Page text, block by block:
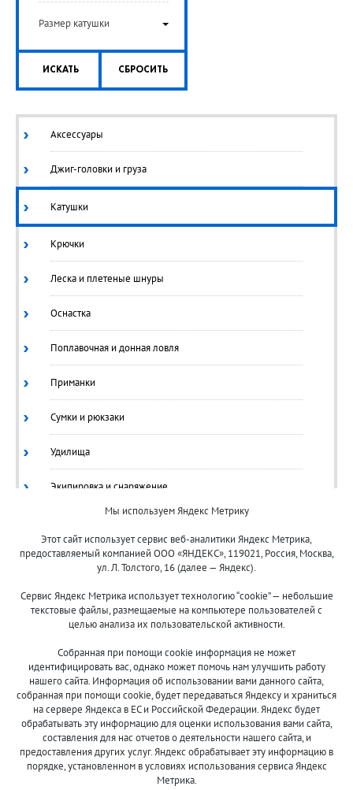
Размер катушки
ИСКАТЬ СБРОСИТЬ
Аксессуары
Джиг-головки и груза
Катушки
Крючки
Леска и плетеные шнуры
Оснастка
Поплавочная и донная ловля
Приманки
Сумки и рюкзаки
Удилища
Экипировка и снаряжение
© 2013-2024 "Волжские приманки"
8 (800)
500-7844
Оплата и доставка
О компании
Акции и скидки
Новости
Контакты
Мы используем Яндекс Метрику
Этот сайт использует сервис веб-аналитики Яндекс Метрика,
предоставляемый компанией ООО «ЯНДЕКС», 119021, Россия, Москва,
ул. Л. Толстого, 16 (далее — Яндекс).
Сервис Яндекс Метрика использует технологию “cookie” — небольшие
текстовые файлы, размещаемые на компьютере пользователей с
целью анализа их пользовательской активности.
Собранная при помощи cookie информация не может
идентифицировать вас, однако может помочь нам улучшить работу
нашего сайта. Информация об использовании вами данного сайта,
собранная при помощи cookie, будет передаваться Яндексу и храниться
на сервере Яндекса в ЕС и Российской Федерации. Яндекс будет
обрабатывать эту информацию для оценки использования вами сайта,
составления для нас отчетов о деятельности нашего сайта, и
предоставления других услуг. Яндекс обрабатывает эту информацию в
порядке, установленном в условиях использования сервиса Яндекс
Метрика.